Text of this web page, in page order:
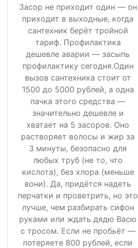
Засор не приходит один — он
приходит в выходные, когда
сантехник берёт тройной
тариф. Профилактика
дешевле аварии — засыпь
профилактику сегодня.Один
вызов сантехника стоит от
1500 до 5000 рублей, а одна
пачка этого средства —
значительно дешевле и
хватает на 5 засоров. Оно
растворяет волосы и жир за
3 минуты, безопасно для
любых труб (не то, что
кислота), без хлора (меньше
вони). Да, придётся надеть
перчатки и проветрить, но это
лучше, чем разбирать сифон
руками или ждать дядю Васю
с тросом. Если не пробьёт —
потеряете 800 рублей, если